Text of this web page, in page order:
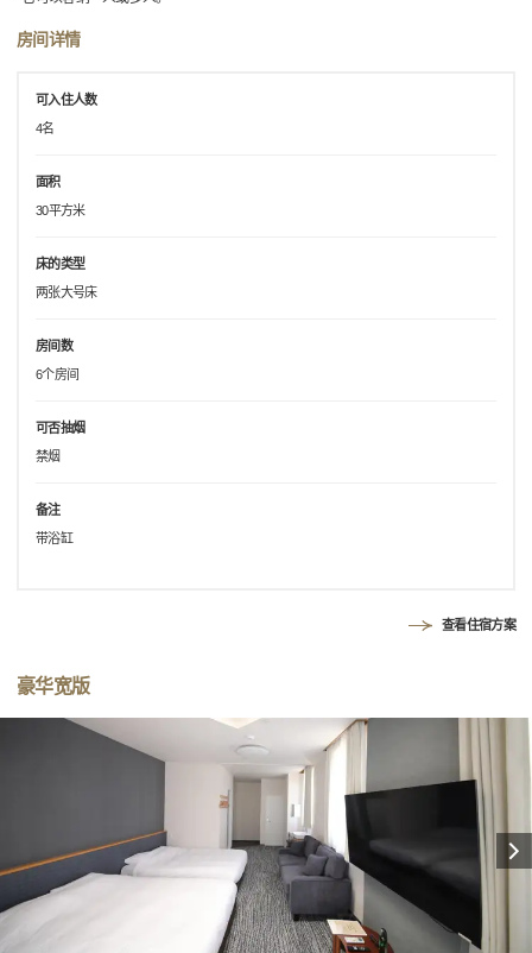
房间详情
可入住人数
4名
面积
30平方米
床的类型
两张大号床
房间数
6个房间
可否抽烟
禁烟
备注
带浴缸
查看住宿方案
豪华宽版